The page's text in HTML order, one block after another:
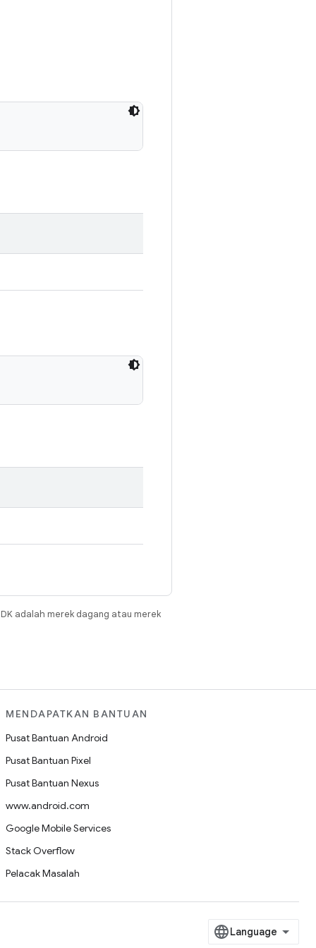
adalah merek dagang atau merek
MENDAPATKAN BANTUAN
Pusat Bantuan Android
Pusat Bantuan Pixel
Pusat Bantuan Nexus
www.android.com
Google Mobile Services
Stack Overflow
Pelacak Masalah